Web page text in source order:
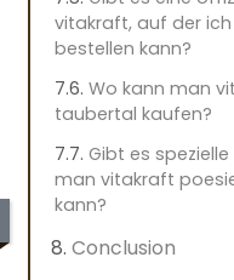
vitakraft, auf der
bestellen kann?
Wo kann man
taubertal kaufen?
Gibt es
man vitakraft
kann?
Conclusion